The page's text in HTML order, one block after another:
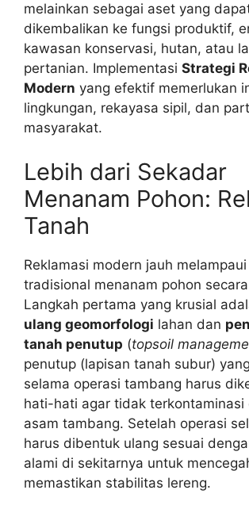
melainkan sebagai aset yang
dikembalikan ke fungsi produktif,
kawasan konservasi, hutan, atau
pertanian. Implementasi Strategi
Modern yang efektif memerlukan
lingkungan, rekayasa sipil, dan
masyarakat.
Lebih dari Sekadar
Menanam Pohon:
Tanah
Reklamasi modern jauh
tradisional menanam pohon
Langkah pertama yang krusial
ulang geomorfologi lahan dan
tanah penutup (topsoil
penutup (lapisan tanah subur)
selama operasi tambang harus
hati-hati agar tidak terkontaminasi
asam tambang. Setelah operasi
harus dibentuk ulang sesuai
alami di sekitarnya untuk
memastikan stabilitas lereng.